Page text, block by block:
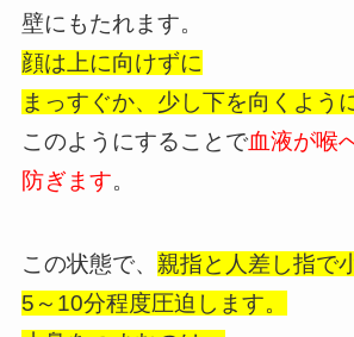
壁にもたれます。
顔は上に向けずに
まっすぐか、少し下を向くよう
このようにすることで血液が喉
防ぎます。
この状態で、 親指と人差し指で
5～10分程度圧迫します。